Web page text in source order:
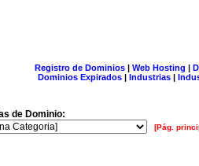
Registro de Dominios| Web Hosting |
Dominios Expirados | Industrias |
de Dominio:
[Pág.